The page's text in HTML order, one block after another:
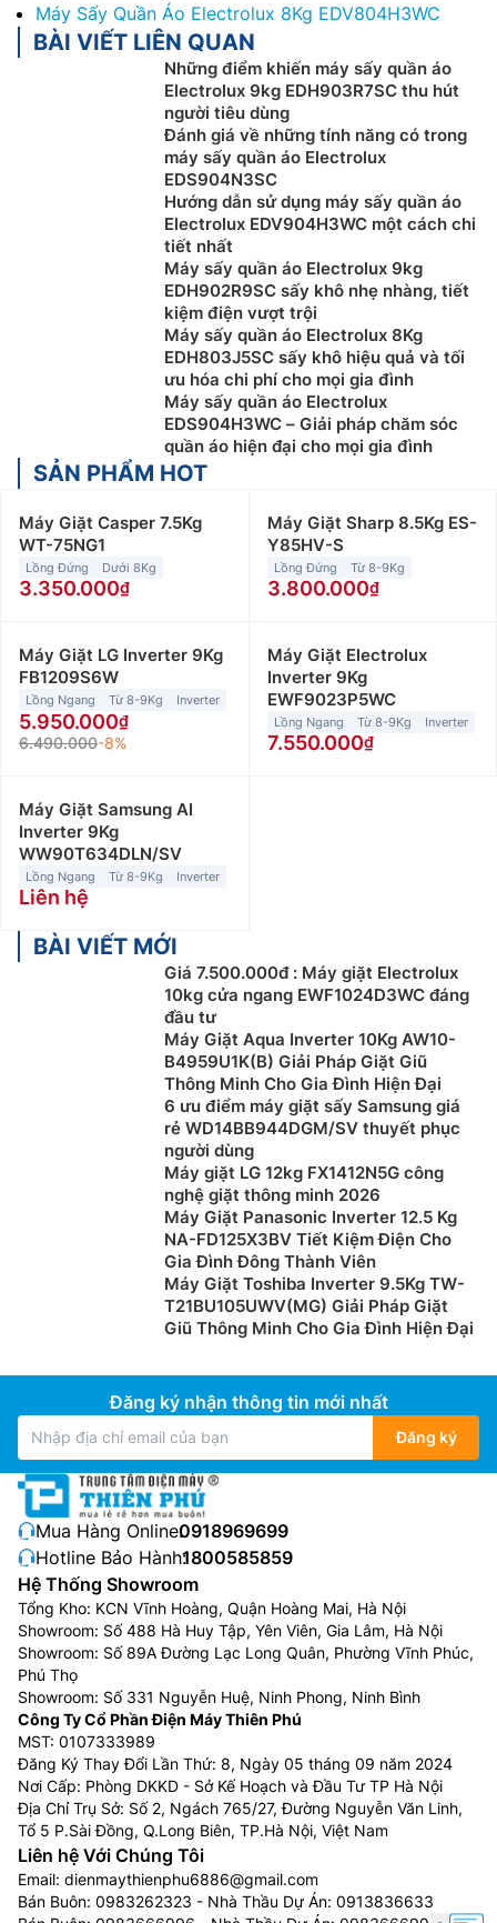
Máy Sấy Quần Áo Electrolux 8Kg EDV804H3WC
BÀI VIẾT LIÊN QUAN
Những điểm khiến máy sấy quần áo
Electrolux 9kg EDH903R7SC thu hút
người tiêu dùng
Đánh giá về những tính năng có trong
máy sấy quần áo Electrolux
EDS904N3SC
Hướng dẫn sử dụng máy sấy quần áo
Electrolux EDV904H3WC một cách chi
tiết nhất
Máy sấy quần áo Electrolux 9kg
EDH902R9SC sấy khô nhẹ nhàng, tiết
kiệm điện vượt trội
Máy sấy quần áo Electrolux 8Kg
EDH803J5SC sấy khô hiệu quả và tối
ưu hóa chi phí cho mọi gia đình
Máy sấy quần áo Electrolux
EDS904H3WC – Giải pháp chăm sóc
quần áo hiện đại cho mọi gia đình
SẢN PHẨM HOT
Máy Giặt Casper 7.5Kg
WT-75NG1
Lồng Đứng Dưới 8Kg
3.350.000
Máy Giặt Sharp 8.5Kg ES-
Y85HV-S
Lồng Đứng Từ 8-9Kg
3.800.000
Máy Giặt LG Inverter 9Kg
FB1209S6W
Lồng Ngang Từ 8-9Kg Inverter
5.950.000
6.490.000-8%
Máy Giặt Electrolux
Inverter 9Kg
EWF9023P5WC
Lồng Ngang Từ 8-9Kg Inverter
7.550.000
Máy Giặt Samsung AI
Inverter 9Kg
WW90T634DLN/SV
Lồng Ngang Từ 8-9Kg Inverter
Liên hệ
BÀI VIẾT MỚI
Giá 7.500.000đ : Máy giặt Electrolux
10kg cửa ngang EWF1024D3WC đáng
đầu tư
Máy Giặt Aqua Inverter 10Kg AW10-
B4959U1K(B) Giải Pháp Giặt Giũ
Thông Minh Cho Gia Đình Hiện Đại
6 ưu điểm máy giặt sấy Samsung giá
rẻ WD14BB944DGM/SV thuyết phục
người dùng
Máy giặt LG 12kg FX1412N5G công
nghệ giặt thông minh 2026
Máy Giặt Panasonic Inverter 12.5 Kg
NA-FD125X3BV Tiết Kiệm Điện Cho
Gia Đình Đông Thành Viên
Máy Giặt Toshiba Inverter 9.5Kg TW-
T21BU105UWV(MG) Giải Pháp Giặt
Giũ Thông Minh Cho Gia Đình Hiện Đại
Đăng ký nhận thông tin mới nhất
Đăng ký
Mua Hàng Online:0918969699
Hotline Bảo Hành:1800585859
Hệ Thống Showroom
Tổng Kho: KCN Vĩnh Hoàng, Quận Hoàng Mai, Hà Nội
Showroom: Số 488 Hà Huy Tập, Yên Viên, Gia Lâm, Hà Nội
Showroom: Số 89A Đường Lạc Long Quân, Phường Vĩnh Phúc,
Phú Thọ
Showroom: Số 331 Nguyễn Huệ, Ninh Phong, Ninh Bình
Công Ty Cổ Phần Điện Máy Thiên Phú
MST: 0107333989
Đăng Ký Thay Đổi Lần Thứ: 8, Ngày 05 tháng 09 năm 2024
Nơi Cấp: Phòng DKKD - Sở Kế Hoạch và Đầu Tư TP Hà Nội
Địa Chỉ Trụ Sở: Số 2, Ngách 765/27, Đường Nguyễn Văn Linh,
Tổ 5 P.Sài Đồng, Q.Long Biên, TP.Hà Nội, Việt Nam
Liên hệ Với Chúng Tôi
Email: dienmaythienphu6886@gmail.com
Bán Buôn: 0983262323 - Nhà Thầu Dự Án: 0913836633